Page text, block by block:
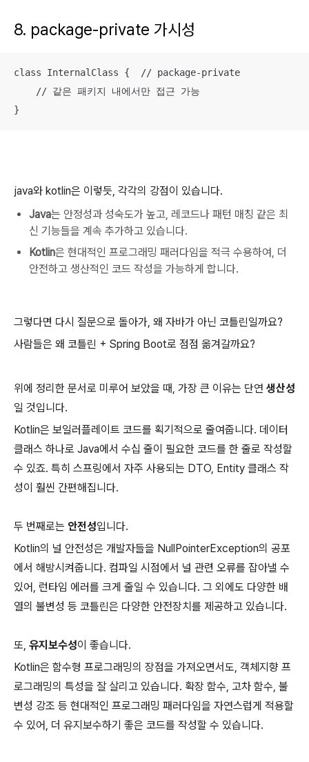
8. package-private 가시성
class InternalClass {  // package-private
    // 같은 패키지 내에서만 접근 가능
}
java와 kotlin은 이렇듯, 각각의 강점이 있습니다.
Java는 안정성과 성숙도가 높고, 레코드나 패턴 매칭 같은 최
신 기능들을 계속 추가하고 있습니다.
Kotlin은 현대적인 프로그래밍 패러다임을 적극 수용하여, 더
안전하고 생산적인 코드 작성을 가능하게 합니다.
그렇다면 다시 질문으로 돌아가, 왜 자바가 아닌 코틀린일까요?
사람들은 왜 코틀린 + Spring Boot로 점점 옮겨갈까요?
위에 정리한 문서로 미루어 보았을 때, 가장 큰 이유는 단연 생산성
일 것입니다.
Kotlin은 보일러플레이트 코드를 획기적으로 줄여줍니다. 데이터
클래스 하나로 Java에서 수십 줄이 필요한 코드를 한 줄로 작성할
수 있죠. 특히 스프링에서 자주 사용되는 DTO, Entity 클래스 작
성이 훨씬 간편해집니다.
두 번째로는 안전성입니다.
Kotlin의 널 안전성은 개발자들을 NullPointerException의 공포
에서 해방시켜줍니다. 컴파일 시점에서 널 관련 오류를 잡아낼 수
있어, 런타임 에러를 크게 줄일 수 있습니다. 그 외에도 다양한 배
열의 불변성 등 코틀린은 다양한 안전장치를 제공하고 있습니다.
또, 유지보수성이 좋습니다.
Kotlin은 함수형 프로그래밍의 장점을 가져오면서도, 객체지향 프
로그래밍의 특성을 잘 살리고 있습니다. 확장 함수, 고차 함수, 불
변성 강조 등 현대적인 프로그래밍 패러다임을 자연스럽게 적용할
수 있어, 더 유지보수하기 좋은 코드를 작성할 수 있습니다.